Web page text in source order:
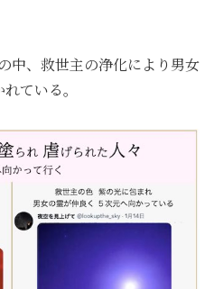
中、救世主の浄化により男女
ている。